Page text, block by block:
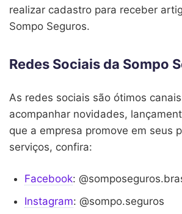
realizar cadastro para receber
Sompo Seguros.
Redes Sociais da Sompo
As redes sociais são ótimos
acompanhar novidades,
que a empresa promove em seus
serviços, confira:
Facebook:
Instagram: @sompo.seguros